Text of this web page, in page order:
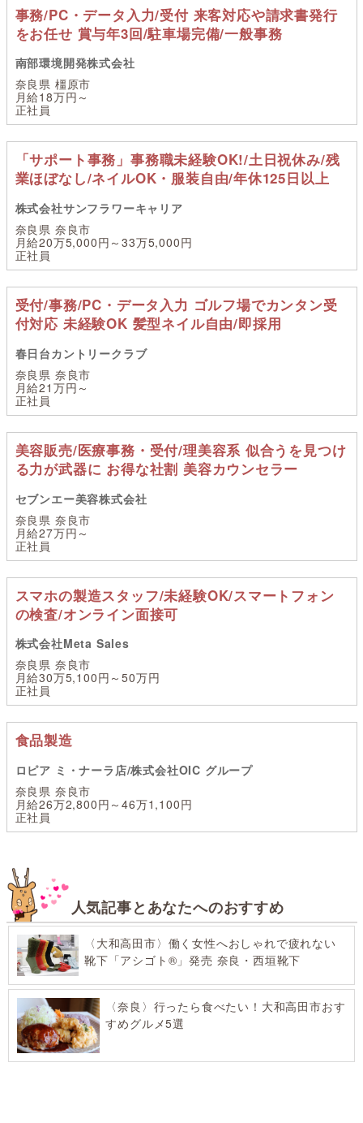
事務/PC・データ入力/受付 来客対応や請求書発行
をお任せ 賞与年3回/駐車場完備/一般事務
南部環境開発株式会社
奈良県 橿原市
月給18万円～
正社員
「サポート事務」事務職未経験OK!/土日祝休み/残
業ほぼなし/ネイルOK・服装自由/年休125日以上
株式会社サンフラワーキャリア
奈良県 奈良市
月給20万5,000円～33万5,000円
正社員
受付/事務/PC・データ入力 ゴルフ場でカンタン受
付対応 未経験OK 髪型ネイル自由/即採用
春日台カントリークラブ
奈良県 奈良市
月給21万円～
正社員
美容販売/医療事務・受付/理美容系 似合うを見つけ
る力が武器に お得な社割 美容カウンセラー
セブンエー美容株式会社
奈良県 奈良市
月給27万円～
正社員
スマホの製造スタッフ/未経験OK/スマートフォン
の検査/オンライン面接可
株式会社Meta Sales
奈良県 奈良市
月給30万5,100円～50万円
正社員
食品製造
ロピア ミ・ナーラ店/株式会社OIC グループ
奈良県 奈良市
月給26万2,800円～46万1,100円
正社員
人気記事とあなたへのおすすめ
〈大和高田市〉働く女性へおしゃれで疲れない
靴下「アシゴト®」発売 奈良・西垣靴下
〈奈良〉行ったら食べたい！大和高田市おす
すめグルメ5選